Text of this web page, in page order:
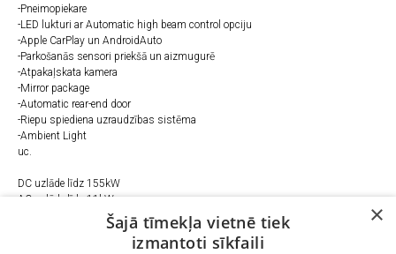
-Pneimopiekare
-LED lukturi ar Automatic high beam control opciju
-Apple CarPlay un AndroidAuto
-Parkošanās sensori priekšā un aizmugurē
-Atpakaļskata kamera
-Mirror package
-Automatic rear-end door
-Riepu spiediena uzraudzības sistēma
-Ambient Light
uc.
DC uzlāde līdz 155kW
AC uzlāde līdz 11kW
×
Šajā tīmekļa vietnē tiek
izmantoti sīkfaili